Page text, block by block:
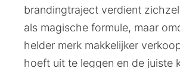
brandingtraject verdient
als magische formule, maar
helder merk makkelijker
hoeft uit te leggen en de juiste